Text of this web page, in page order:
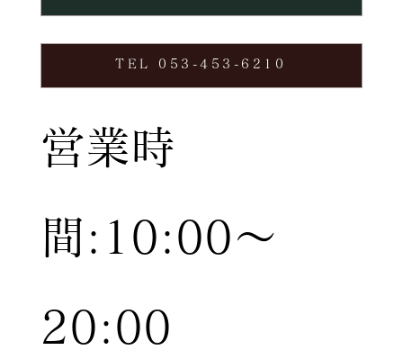
TEL 053-453-6210
営業時
間:10:00〜
20:00